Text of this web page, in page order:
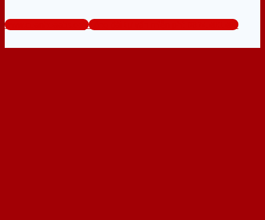
www.cuanhuaabs.org Tổng đài tư vấn miễn phí: 0824.400.400